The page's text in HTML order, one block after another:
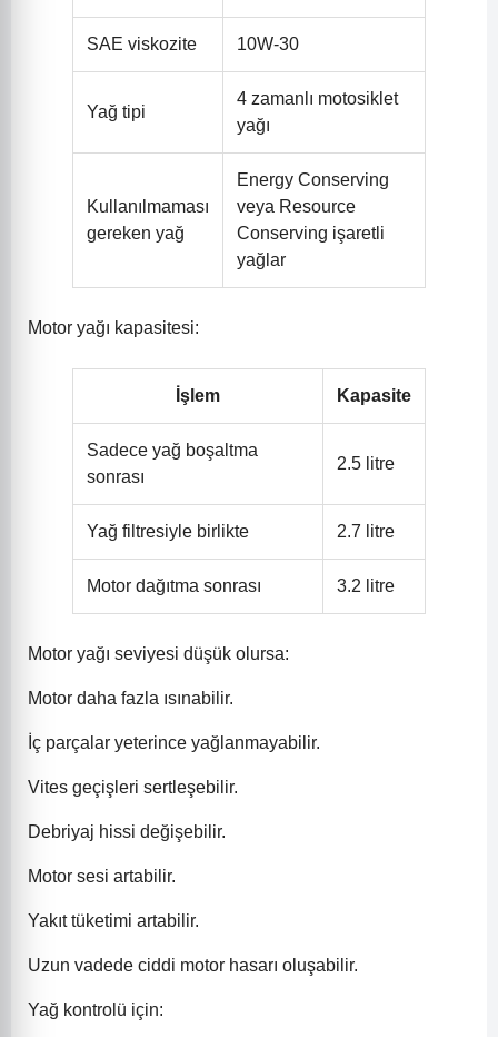
SAE viskozite 10W-30
Yağ tipi
4 zamanlı motosiklet
yağı
Kullanılmaması
gereken yağ
Energy Conserving
veya Resource
Conserving işaretli
yağlar
Motor yağı kapasitesi:
İşlem Kapasite
Sadece yağ boşaltma
sonrası
2.5 litre
Yağ filtresiyle birlikte 2.7 litre
Motor dağıtma sonrası 3.2 litre
Motor yağı seviyesi düşük olursa:
Motor daha fazla ısınabilir.
İç parçalar yeterince yağlanmayabilir.
Vites geçişleri sertleşebilir.
Debriyaj hissi değişebilir.
Motor sesi artabilir.
Yakıt tüketimi artabilir.
Uzun vadede ciddi motor hasarı oluşabilir.
Yağ kontrolü için: